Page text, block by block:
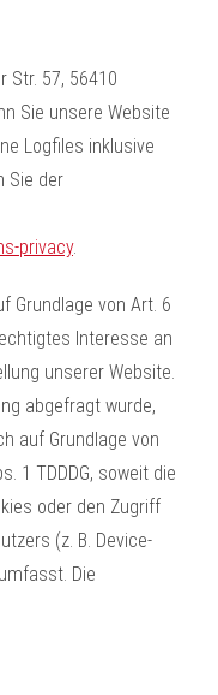
Str. 57, 56410
Sie unsere Website
Logfiles inklusive
Sie der
privacy.
Grundlage von Art. 6
Interesse an
unserer Website.
abgefragt wurde,
auf Grundlage von
1 TDDDG, soweit die
oder den Zugriff
(z. B. Device-
Die